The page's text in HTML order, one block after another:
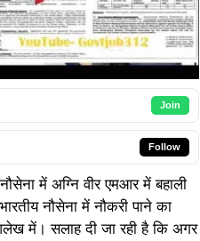
Join
Follow
में अग्नि वीर एमआर में बहाली
नौसेना में नौकरी पाने का
में। सलाह दी जा रही है कि अगर